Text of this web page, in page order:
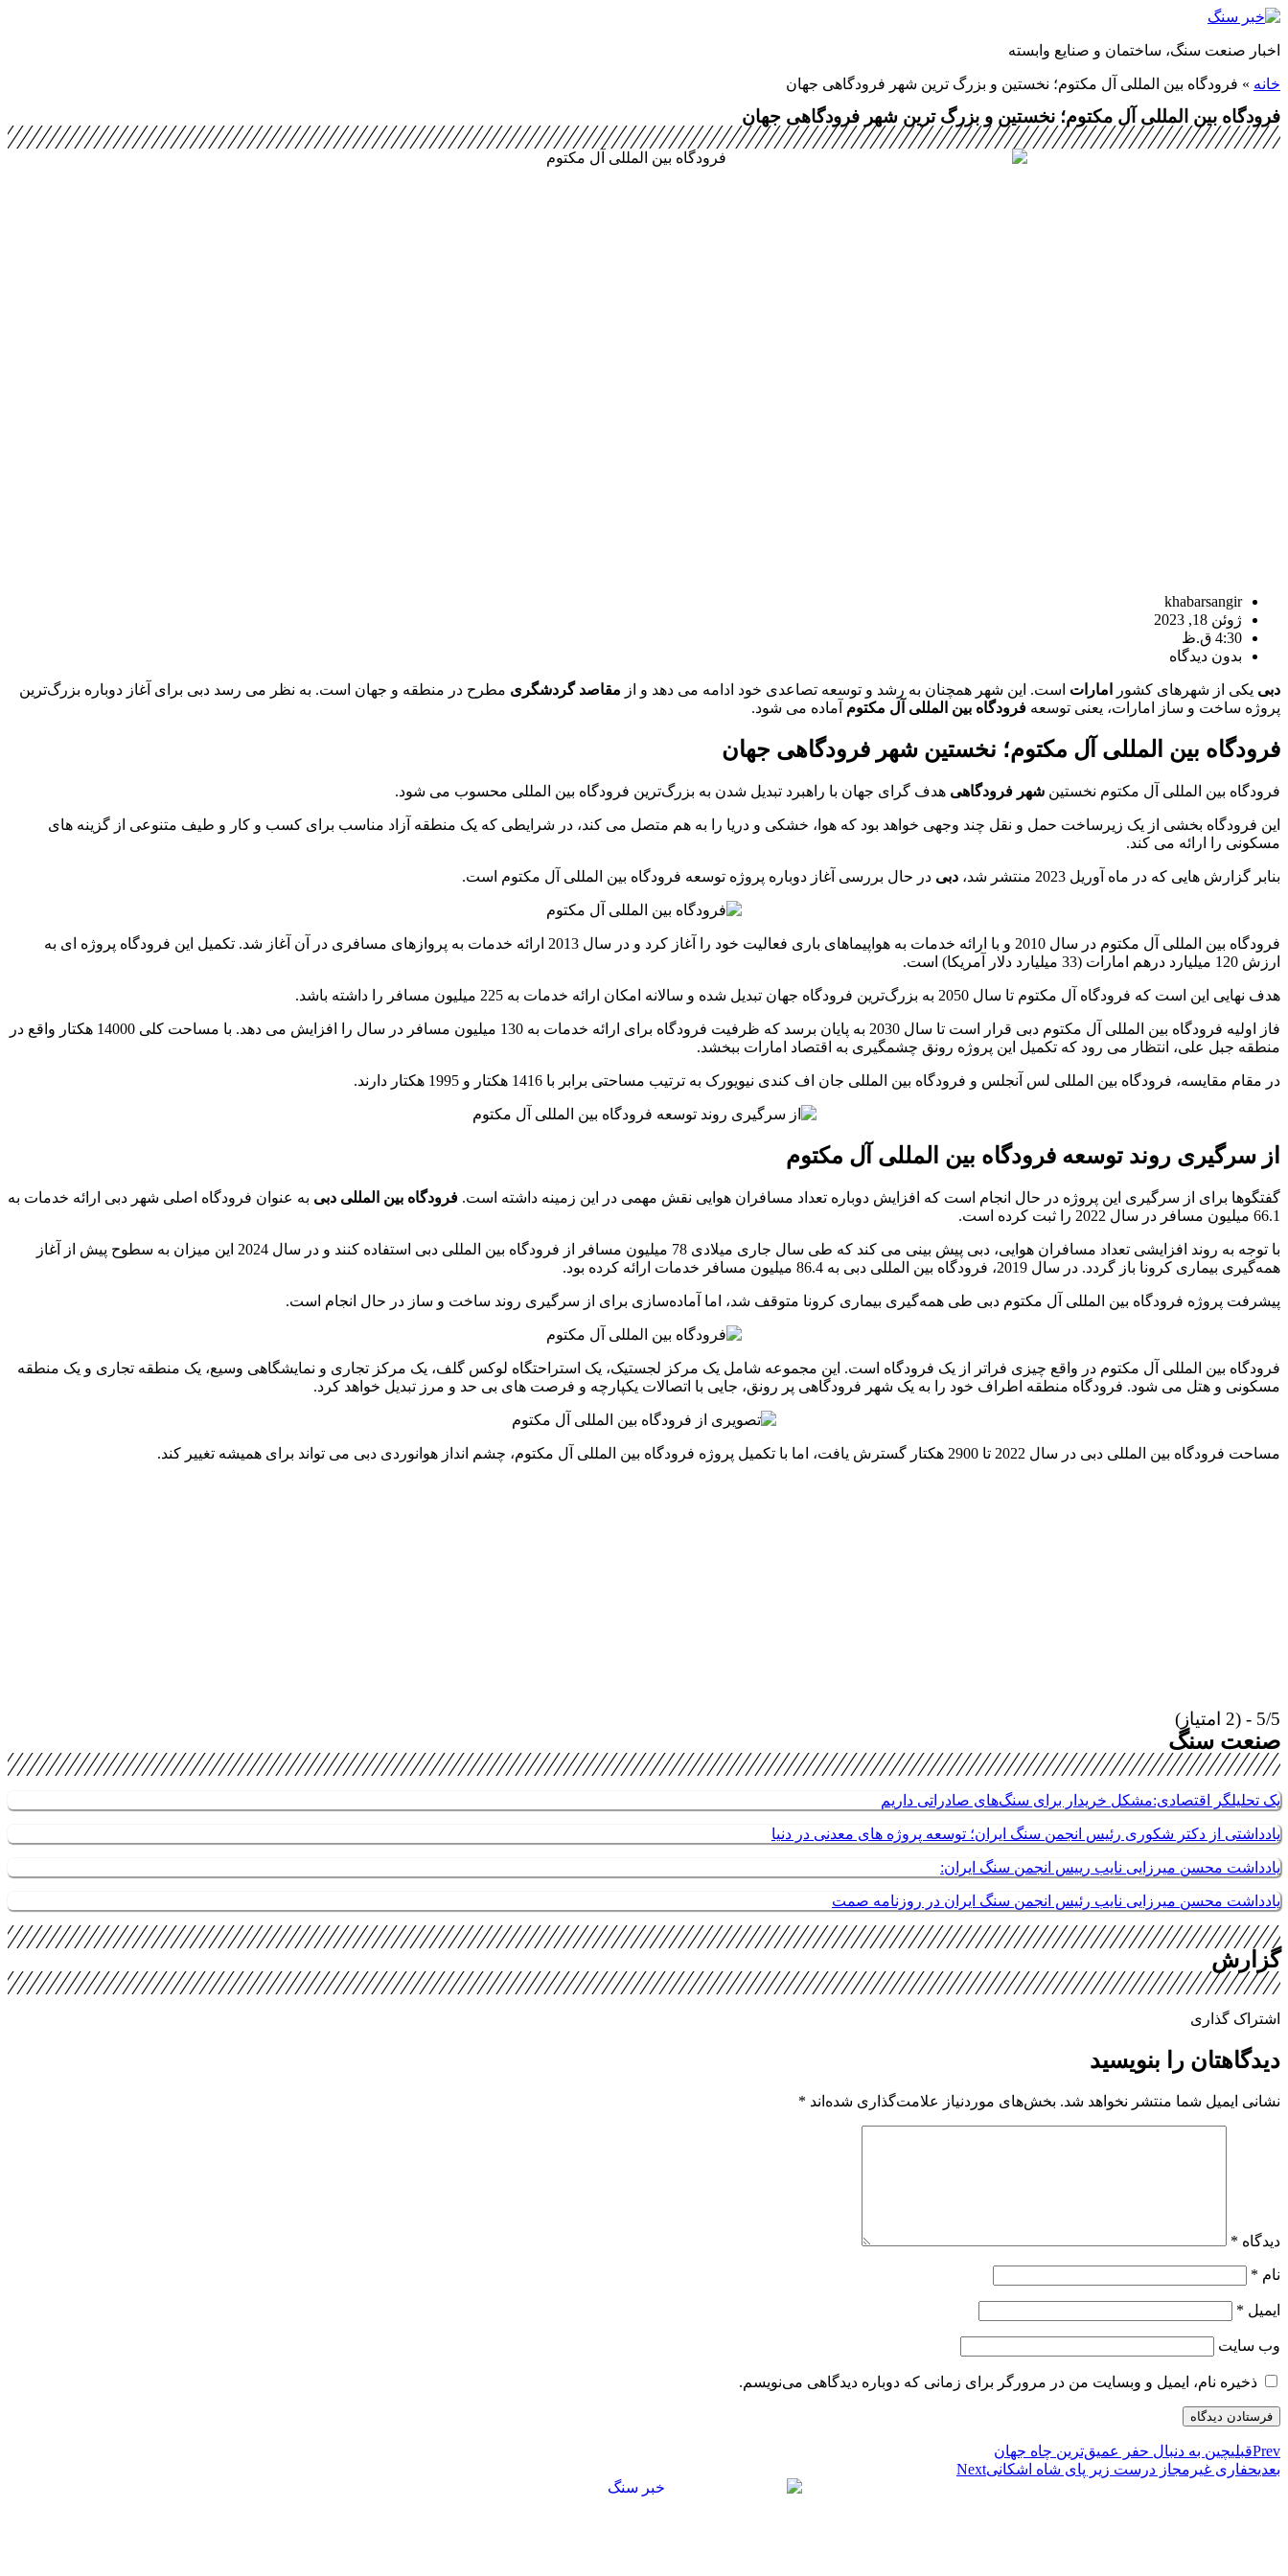
پرش
محتوا
اخبار صنعت سنگ، ساختمان و صنایع وابسته
خانه » فرودگاه بین المللی آل مکتوم؛ نخستین و بزرگ ترین شهر فرودگاهی جهان
فرودگاه بین المللی آل مکتوم؛ نخستین و بزرگ ترین شهر فرودگاهی جهان
khabarsangir
ژوئن 18, 2023
4:30 ق.ظ
بدون دیدگاه
دبی یکی از شهرهای کشور امارات است. این شهر همچنان به رشد و توسعه تصاعدی خود ادامه می دهد و از مقاصد گردشگری مطرح در منطقه و جهان است. به نظر می رسد دبی برای آغاز دوباره بزرگ‌ترین
پروژه ساخت و ساز امارات، یعنی توسعه فرودگاه بین المللی آل مکتوم آماده می شود.
فرودگاه بین المللی آل مکتوم؛ نخستین شهر فرودگاهی جهان
فرودگاه بین المللی آل مکتوم نخستین شهر فرودگاهی هدف گرای جهان با راهبرد تبدیل شدن به بزرگ‌ترین فرودگاه بین المللی محسوب می شود.
این فرودگاه بخشی از یک زیرساخت حمل و نقل چند وجهی خواهد بود که هوا، خشکی و دریا را به هم متصل می کند، در شرایطی که یک منطقه آزاد مناسب برای کسب و کار و طیف متنوعی از گزینه های
مسکونی را ارائه می کند.
بنابر گزارش هایی که در ماه آوریل 2023 منتشر شد، دبی در حال بررسی آغاز دوباره پروژه توسعه فرودگاه بین المللی آل مکتوم است.
فرودگاه بین المللی آل مکتوم در سال 2010 و با ارائه خدمات به هواپیماهای باری فعالیت خود را آغاز کرد و در سال 2013 ارائه خدمات به پروازهای مسافری در آن آغاز شد. تکمیل این فرودگاه پروژه ای به
ارزش 120 میلیارد درهم امارات (33 میلیارد دلار آمریکا) است.
هدف نهایی این است که فرودگاه آل مکتوم تا سال 2050 به بزرگ‌ترین فرودگاه جهان تبدیل شده و سالانه امکان ارائه خدمات به 225 میلیون مسافر را داشته باشد.
فاز اولیه فرودگاه بین المللی آل مکتوم دبی قرار است تا سال 2030 به پایان برسد که ظرفیت فرودگاه برای ارائه خدمات به 130 میلیون مسافر در سال را افزایش می دهد. با مساحت کلی 14000 هکتار واقع در
منطقه جبل علی، انتظار می رود که تکمیل این پروژه رونق چشمگیری به اقتصاد امارات ببخشد.
در مقام مقایسه، فرودگاه بین المللی لس آنجلس و فرودگاه بین المللی جان اف کندی نیویورک به ترتیب مساحتی برابر با 1416 هکتار و 1995 هکتار دارند.
از سرگیری روند توسعه فرودگاه بین المللی آل مکتوم
گفتگوها برای از سرگیری این پروژه در حال انجام است که افزایش دوباره تعداد مسافران هوایی نقش مهمی در این زمینه داشته است. فرودگاه بین المللی دبی به عنوان فرودگاه اصلی شهر دبی ارائه خدمات به
66.1 میلیون مسافر در سال 2022 را ثبت کرده است.
با توجه به روند افزایشی تعداد مسافران هوایی، دبی پیش بینی می کند که طی سال جاری میلادی 78 میلیون مسافر از فرودگاه بین المللی دبی استفاده کنند و در سال 2024 این میزان به سطوح پیش از آغاز
همه‌گیری بیماری کرونا باز گردد. در سال 2019، فرودگاه بین المللی دبی به 86.4 میلیون مسافر خدمات ارائه کرده بود.
پیشرفت پروژه فرودگاه بین المللی آل مکتوم دبی طی همه‌گیری بیماری کرونا متوقف شد، اما آماده‌سازی برای از سرگیری روند ساخت و ساز در حال انجام است.
فرودگاه بین المللی آل مکتوم در واقع چیزی فراتر از یک فرودگاه است. این مجموعه شامل یک مرکز لجستیک، یک استراحتگاه لوکس گلف، یک مرکز تجاری و نمایشگاهی وسیع، یک منطقه تجاری و یک منطقه
مسکونی و هتل می شود. فرودگاه منطقه اطراف خود را به یک شهر فرودگاهی پر رونق، جایی با اتصالات یکپارچه و فرصت های بی حد و مرز تبدیل خواهد کرد.
مساحت فرودگاه بین المللی دبی در سال 2022 تا 2900 هکتار گسترش یافت، اما با تکمیل پروژه فرودگاه بین المللی آل مکتوم، چشم انداز هوانوردی دبی می تواند برای همیشه تغییر کند.
5/5 - (2 امتیاز)
صنعت سنگ
یک تحلیلگر اقتصادی:مشکل خریدار برای سنگ‌های صادراتی داریم
یادداشتی از دکتر شکوری رئیس انجمن سنگ ایران؛ توسعه پروژه های معدنی در دنیا
یادداشت محسن میرزایی نایب رییس انجمن سنگ ایران:
یادداشت محسن میرزایی نایب رئیس انجمن سنگ ایران در روزنامه صمت
گزارش
اشتراک گذاری
دیدگاهتان را بنویسید
نشانی ایمیل شما منتشر نخواهد شد. بخش‌های موردنیاز علامت‌گذاری شده‌اند *
دیدگاه *
نام *
ایمیل *
وب‌ سایت
ذخیره نام، ایمیل و وبسایت من در مرورگر برای زمانی که دوباره دیدگاهی می‌نویسم.
Prevقبلیچین به دنبال حفر عمیق‌ترین چاه جهان
بعدیحفاری غیرمجاز درست زیر پای شاه اشکانیNext